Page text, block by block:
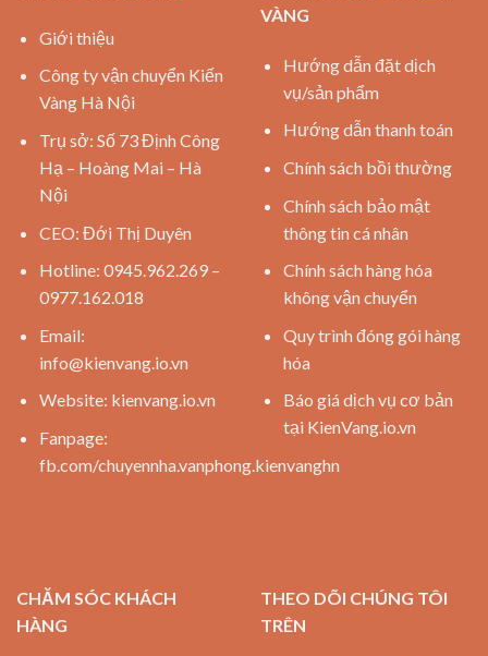
Giới thiệu
Công ty vận chuyển Kiến
Vàng Hà Nội
Trụ sở: Số 73 Định Công
Hạ – Hoàng Mai – Hà
Nội
CEO: Đới Thị Duyên
Hotline: 0945.962.269 –
0977.162.018
Email:
info@kienvang.io.vn
Website: kienvang.io.vn
Fanpage:
fb.com/chuyennha.vanphong.kienvanghn
VÀNG
Hướng dẫn đặt dịch
vụ/sản phẩm
Hướng dẫn thanh toán
Chính sách bồi thường
Chính sách bảo mật
thông tin cá nhân
Chính sách hàng hóa
không vận chuyển
Quy trình đóng gói hàng
hóa
Báo giá dịch vụ cơ bản
tại KienVang.io.vn
CHĂM SÓC KHÁCH
HÀNG
THEO DÕI CHÚNG TÔI
TRÊN